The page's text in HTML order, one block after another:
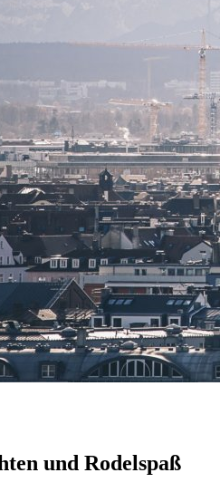
und Rodelspaß